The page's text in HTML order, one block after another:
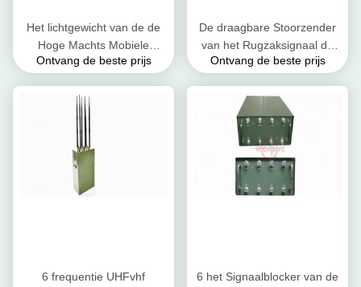
Het lichtgewicht van de de
Hoge Machts Mobiele
Telefoon van 80W
100m Dekkingsstraal
Ontvang de beste prijs
De draagbare Stoorzender
van het Rugzaksignaal de
Machtsbereik van de 30
Blokkeren
Ontvang de beste prijs
6 frequentie UHFvhf
6 het Signaalblocker van de